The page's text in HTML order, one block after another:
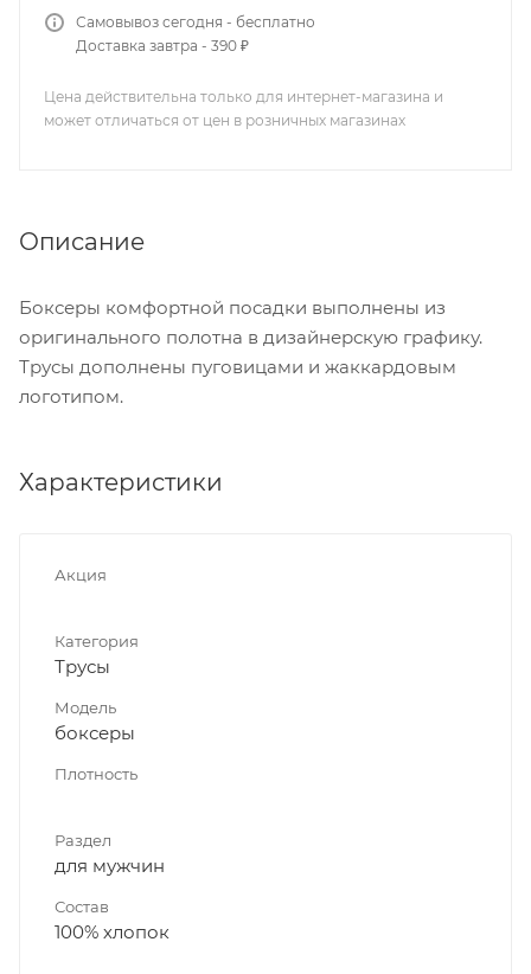
Самовывоз сегодня - бесплатно
Доставка завтра - 390 ₽
Цена действительна только для интернет-магазина и
может отличаться от цен в розничных магазинах
Описание
Боксеры комфортной посадки выполнены из
оригинального полотна в дизайнерскую графику.
Трусы дополнены пуговицами и жаккардовым
логотипом.
Характеристики
Акция
Категория
Трусы
Модель
боксеры
Плотность
Раздел
для мужчин
Состав
100% хлопок